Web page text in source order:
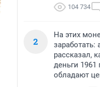
104 734
2
На этих
рассказал,
деньги 1961
обладают